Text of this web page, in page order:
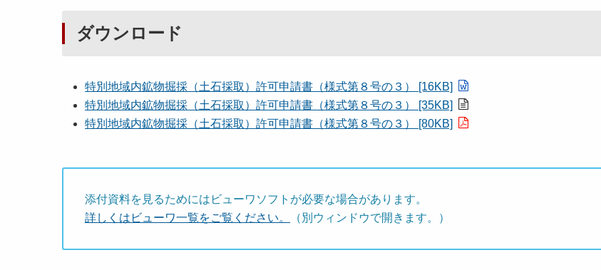
ダウンロード
特別地域内鉱物掘採（土石採取）許可申請書（様式第８号の３） [16KB]
特別地域内鉱物掘採（土石採取）許可申請書（様式第８号の３） [35KB]
特別地域内鉱物掘採（土石採取）許可申請書（様式第８号の３） [80KB]
添付資料を見るためにはビューワソフトが必要な場合があります。
詳しくはビューワ一覧をご覧ください。
（別ウィンドウで開きます。）